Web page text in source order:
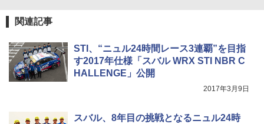
関連記事
STI、“ニュル24時間レース3連覇”を目指
す2017年仕様「スバル WRX STI NBR C
HALLENGE」公開
2017年3月9日
スバル、8年目の挑戦となるニュル24時